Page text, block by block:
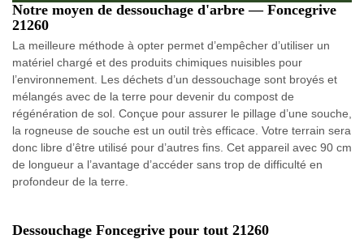
Notre moyen de dessouchage d'arbre — Foncegrive
21260
La meilleure méthode à opter permet d’empêcher d’utiliser un
matériel chargé et des produits chimiques nuisibles pour
l’environnement. Les déchets d’un dessouchage sont broyés et
mélangés avec de la terre pour devenir du compost de
régénération de sol. Conçue pour assurer le pillage d’une souche,
la rogneuse de souche est un outil très efficace. Votre terrain sera
donc libre d’être utilisé pour d’autres fins. Cet appareil avec 90 cm
de longueur a l’avantage d’accéder sans trop de difficulté en
profondeur de la terre.
Dessouchage Foncegrive pour tout 21260